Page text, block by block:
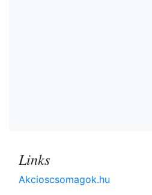
Links
Akcioscsomagok.hu